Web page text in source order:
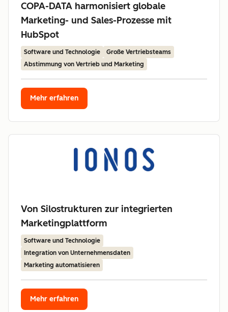
COPA-DATA harmonisiert globale
Marketing- und Sales-Prozesse mit
HubSpot
Software und Technologie
Große Vertriebsteams
Abstimmung von Vertrieb und Marketing
Mehr erfahren
Von Silostrukturen zur integrierten
Marketingplattform
Software und Technologie
Integration von Unternehmensdaten
Marketing automatisieren
Mehr erfahren